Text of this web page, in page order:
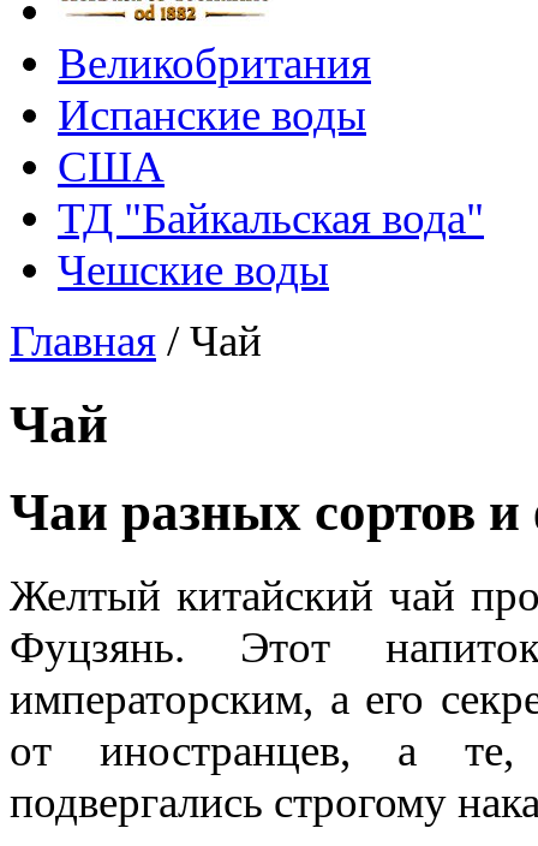
Великобритания
Испанские воды
США
ТД "Байкальская вода"
Чешские воды
Главная /Чай
Чай
Чаи разных сортов и
Желтый китайский чай
Фуцзянь. Этот
императорским, а его
от иностранцев, а
подвергались строгому